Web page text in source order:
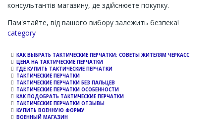
консультантів магазину, де здійснюєте покупку.
Пам'ятайте, від вашого вибору залежить безпека!
Channel
category
КАК ВЫБРАТЬ ТАКТИЧЕСКИЕ ПЕРЧАТКИ: СОВЕТЫ ЖИТЕЛЯМ ЧЕРКАСС
ЦЕНА НА ТАКТИЧЕСКИЕ ПЕРЧАТКИ
ГДЕ КУПИТЬ ТАКТИЧЕСКИЕ ПЕРЧАТКИ
ТАКТИЧЕСКИЕ ПЕРЧАТКИ
ТАКТИЧЕСКИЕ ПЕРЧАТКИ БЕЗ ПАЛЬЦЕВ
ТАКТИЧЕСКИЕ ПЕРЧАТКИ ОСОБЕННОСТИ
КАК ПОДОБРАТЬ ТАКТИЧЕСКИЕ ПЕРЧАТКИ
ТАКТИЧЕСКИЕ ПЕРЧАТКИ ОТЗЫВЫ
КУПИТЬ ВОЕННУЮ ФОРМУ
ВОЕННЫЙ МАГАЗИН